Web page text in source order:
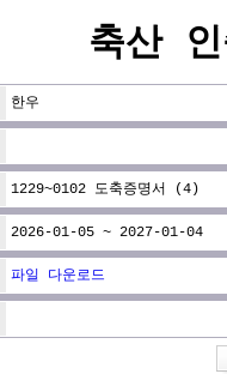
축산
한우
1229~0102 도축증명서 (4)
2026-01-05 ~ 2027-01-04
파일 다운로드